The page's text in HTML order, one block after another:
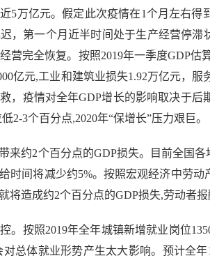
亿元。假定此次疫情在1个月左右得
，第一个月近半时间处于生产经营停滞
营完全恢复。按照2019年一季度GDP估
亿元,工业和建筑业损失1.92万亿元，
，疫情对全年GDP增长的影响取决于
2-3个百分点,2020年“保增长”压力艰巨。
约2个百分点的GDP损失。目前全国各
时间将减少约5%。按照宏观经济中劳
将造成约2个百分点的GDP损失,劳动者
按照2019年全年城镇新增就业岗位
总体就业形势产生太大影响。预计全